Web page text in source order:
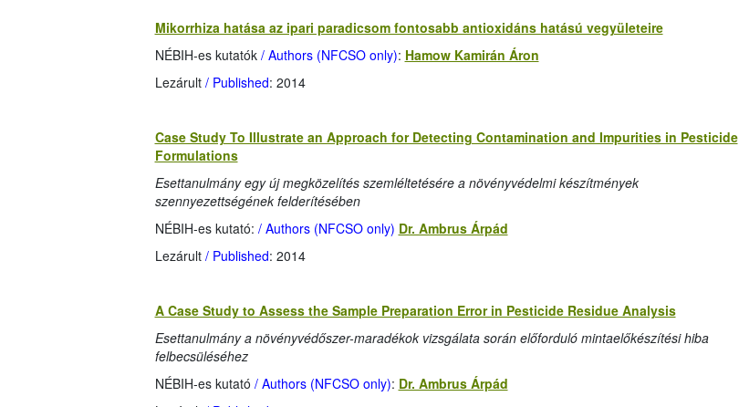
Mikorrhiza hatása az ipari paradicsom fontosabb antioxidáns hatású vegyületeire
NÉBIH-es kutatók/ Authors (NFCSO only): Hamow Kamirán Áron
Lezárult/ Published: 2014
Case Study To Illustrate an Approach for Detecting Contamination and Impurities in Pesticide
Formulations
Esettanulmány egy új megközelítés szemléltetésére a növényvédelmi készítmények
szennyezettségének felderítésében
NÉBIH-es kutató: / Authors (NFCSO only) Dr. Ambrus Árpád
Lezárult/ Published: 2014
A Case Study to Assess the Sample Preparation Error in Pesticide Residue Analysis
Esettanulmány a növényvédőszer-maradékok vizsgálata során előforduló mintaelőkészítési hiba
felbecsüléséhez
NÉBIH-es kutató / Authors (NFCSO only): Dr. Ambrus Árpád